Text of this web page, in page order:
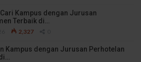
Kampus dengan Jurusan
Terbaik di…
2,327
Kampus dengan Jurusan Perhotelan